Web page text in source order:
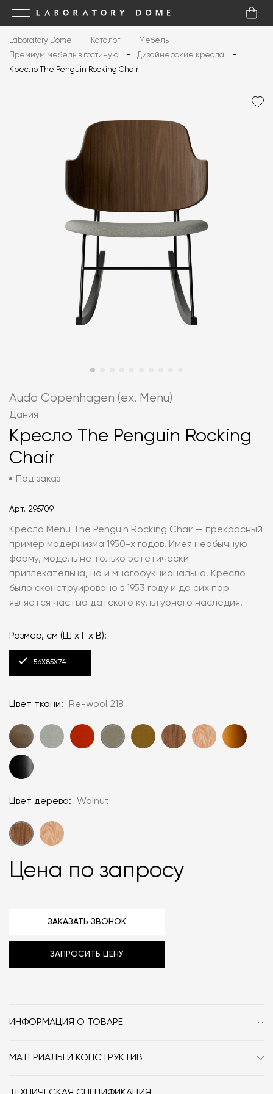
Laboratory Dome Каталог
Мебель
Премиум мебель в гостиную
Дизайнерские кресла
Кресло The Penguin Rocking Chair
Audo Copenhagen (ex. Menu)
Дания
Кресло The Penguin Rocking
Chair
Под заказ
Арт. 296709
Кресло Menu The Penguin Rocking Chair — прекрасный
пример модернизма 1950-х годов. Имея необычную
форму, модель не только эстетически
привлекательна, но и многофукциональна. Кресло
было сконструировано в 1953 году и до сих пор
является частью датского культурного наследия.
Размер, см (Ш x Г x В):
56X85X74
Цвет ткани: Re-wool 218
Цвет дерева: Walnut
Цена по запросу
ЗАКАЗАТЬ ЗВОНОК
ЗАПРОСИТЬ ЦЕНУ
ИНФОРМАЦИЯ О ТОВАРЕ
МАТЕРИАЛЫ И КОНСТРУКТИВ
спинка: фанера, шпон дуба или ореха, массив ясеня,